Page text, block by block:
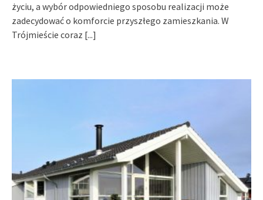
życiu, a wybór odpowiedniego sposobu realizacji może
zadecydować o komforcie przyszłego zamieszkania. W
Trójmieście coraz [...]